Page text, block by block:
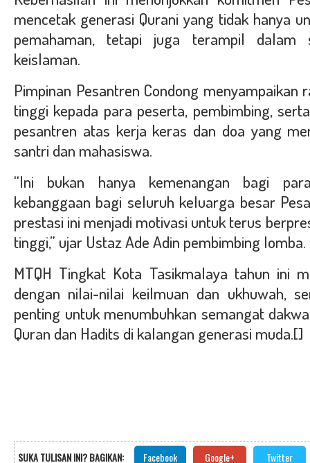
mencetak generasi Qurani yang tidak hanya
pemahaman, tetapi juga terampil
keislaman.
Pimpinan Pesantren Condong menyampaikan
tinggi kepada para peserta, pembimbing,
pesantren atas kerja keras dan doa yang
santri dan mahasiswa.
“Ini bukan hanya kemenangan bagi
kebanggaan bagi seluruh keluarga besar
prestasi ini menjadi motivasi untuk terus
tinggi,” ujar Ustaz Ade Adin pembimbing lomba.
MTQH Tingkat Kota Tasikmalaya tahun ini
dengan nilai-nilai keilmuan dan ukhuwah,
penting untuk menumbuhkan semangat
Quran dan Hadits di kalangan generasi muda.[]
SUKA TULISAN INI? BAGIKAN: Facebook Google+ Twitter